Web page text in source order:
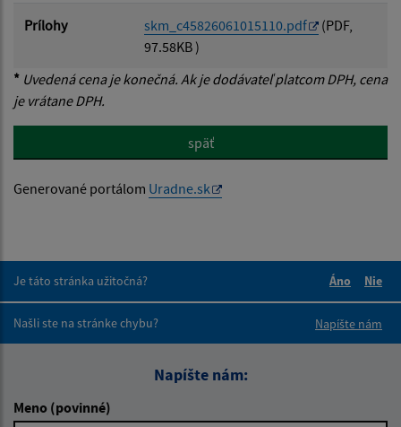
Prílohy skm_c45826061015110.pdf
(PDF,
97.58KB )
* Uvedená cena je konečná. Ak je dodávateľ platcom DPH, cena
je vrátane DPH.
späť
Generované portálom Uradne.sk
Je táto stránka užitočná?
Áno
Nie
Našli ste na stránke chybu?
Napíšte nám
Napíšte nám:
Meno (povinné)